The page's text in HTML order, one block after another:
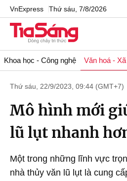
VnExpress Thứ sáu, 7/8/2026
Khoa học - Công nghệ Văn hoá -
Thứ sáu, 22/9/2023, 09:44 (GMT+7)
Mô hình mới
lũ lụt nhanh
Một trong những lĩnh vực
nhà thủy văn lũ lụt là cung